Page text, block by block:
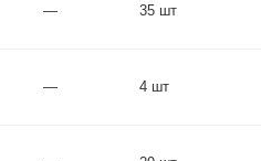
— 35 шт
— 4 шт